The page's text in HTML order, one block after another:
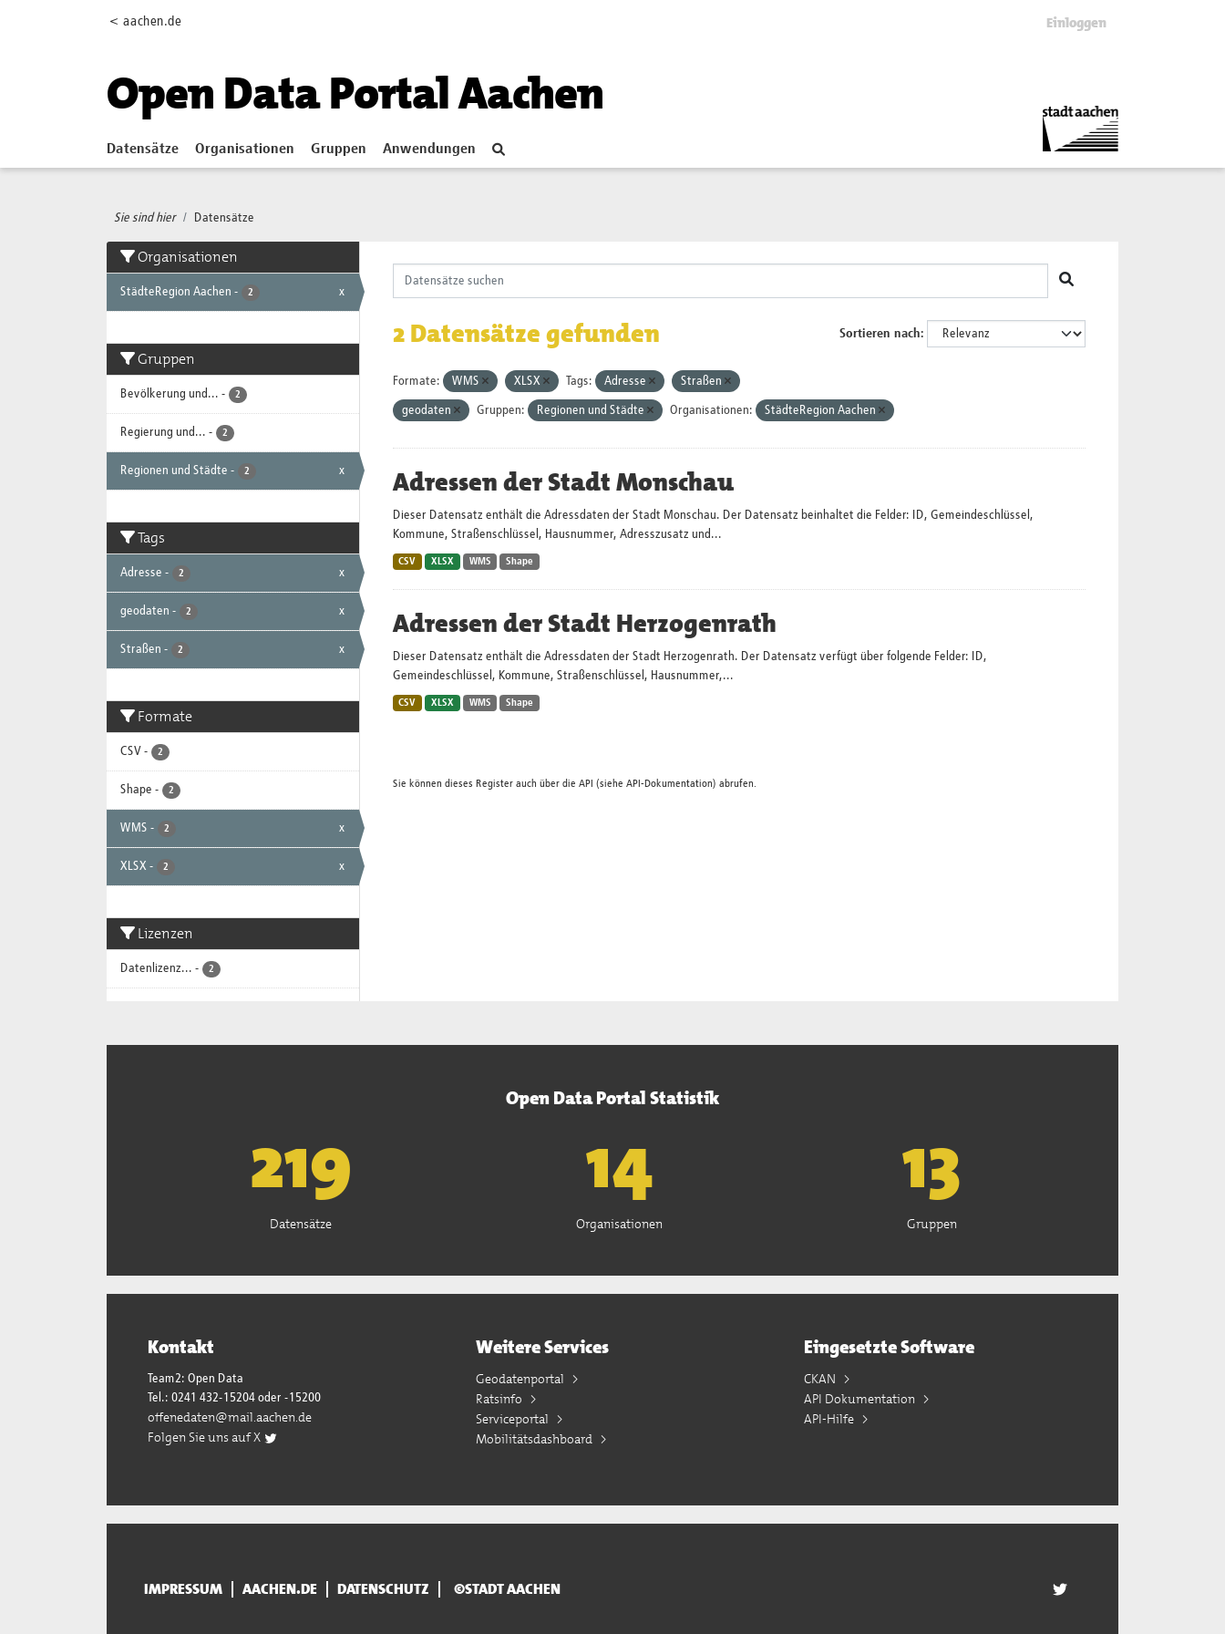
< aachen.de Einloggen
Open Data Portal Aachen
Datensätze Organisationen Gruppen Anwendungen
Sie sind hier Datensätze
Organisationen
StädteRegion Aachen - 2 x
Gruppen
Bevölkerung und... - 2
Regierung und... - 2
Regionen und Städte - 2 x
Tags
Adresse - 2 x
geodaten - 2 x
Straßen - 2 x
Formate
CSV - 2
Shape - 2
WMS - 2 x
XLSX - 2 x
Lizenzen
Datenlizenz... - 2
Sortieren nach
2 Datensätze gefunden
Formate: WMS XLSX Tags: Adresse Straßen
geodaten Gruppen: Regionen und Städte Organisationen: StädteRegion Aachen
Adressen der Stadt Monschau
Dieser Datensatz enthält die Adressdaten der Stadt Monschau. Der Datensatz beinhaltet die Felder: ID, Gemeindeschlüssel,
Kommune, Straßenschlüssel, Hausnummer, Adresszusatz und...
CSV XLSX WMS Shape
Adressen der Stadt Herzogenrath
Dieser Datensatz enthält die Adressdaten der Stadt Herzogenrath. Der Datensatz verfügt über folgende Felder: ID,
Gemeindeschlüssel, Kommune, Straßenschlüssel, Hausnummer,...
CSV XLSX WMS Shape
Sie können dieses Register auch über die API (siehe API-Dokumentation) abrufen.
Open Data Portal Statistik
221
Datensätze
15
Organisationen
13
Gruppen
Kontakt
Team2: Open Data
Tel.: 0241 432-15204 oder -15200
offenedaten@mail.aachen.de
Folgen Sie uns auf X
Weitere Services
Geodatenportal
Ratsinfo
Serviceportal
Mobilitätsdashboard
Eingesetzte Software
CKAN
API Dokumentation
API-Hilfe
IMPRESSUM AACHEN.DE DATENSCHUTZ ©STADT AACHEN